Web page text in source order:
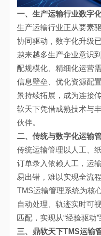
一、生产运输行业数字
生产运输行业正从要素
协同驱动，数字化升级
越来越多生产企业意识
配规模化、精细化运营
信息壁垒、优化资源配
景持续拓展，成为连接
软天下凭借成熟技术与
伙伴。
二、传统与数字化运输
传统运输管理以人工、
订单录入依赖人工，运
易出错，难以实现全流
TMS运输管理系统为核
自动处理、轨迹实时可
匹配，实现从“经验驱动”
三、鼎软天下TMS运输